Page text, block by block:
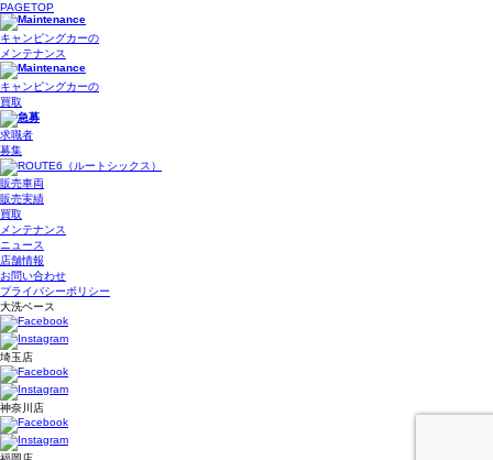
PAGETOP
キャンピングカーの
メンテナンス
キャンピングカーの
買取
求職者
募集
販売車両
販売実績
買取
メンテナンス
ニュース
店舗情報
お問い合わせ
プライバシーポリシー
大洗ベース
埼玉店
神奈川店